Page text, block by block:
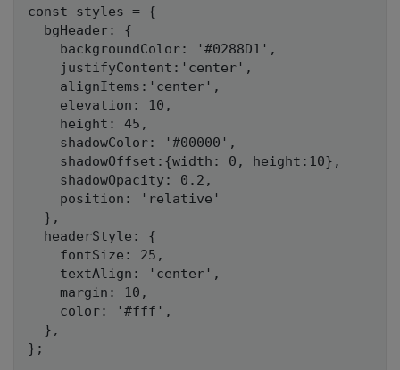
const styles = {
  bgHeader: {
    backgroundColor: '#0288D1',
    justifyContent:'center',
    alignItems:'center',
    elevation: 10,
    height: 45,
    shadowColor: '#00000',
    shadowOffset:{width: 0, height:10},
    shadowOpacity: 0.2,
    position: 'relative'
  },
  headerStyle: {
    fontSize: 25,
    textAlign: 'center',
    margin: 10,
    color: '#fff',
  },